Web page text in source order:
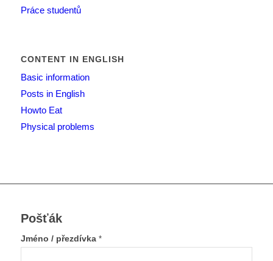
Práce studentů
CONTENT IN ENGLISH
Basic information
Posts in English
Howto Eat
Physical problems
Pošťák
Jméno / přezdívka *